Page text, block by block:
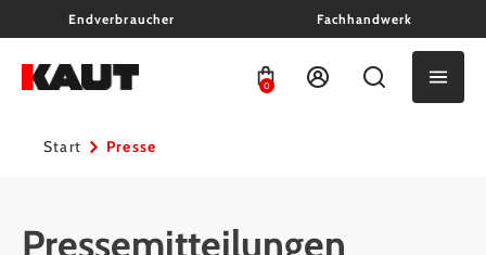
springenEndverbraucher Fachhandwerk
0
Start Presse
Pressemitteilungen